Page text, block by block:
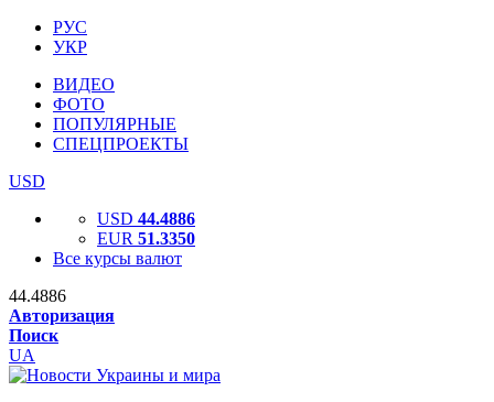
РУС
УКР
ВИДЕО
ФОТО
ПОПУЛЯРНЫЕ
СПЕЦПРОЕКТЫ
USD
USD 44.4886
EUR 51.3350
Все курсы валют
44.4886
Авторизация
Поиск
UA